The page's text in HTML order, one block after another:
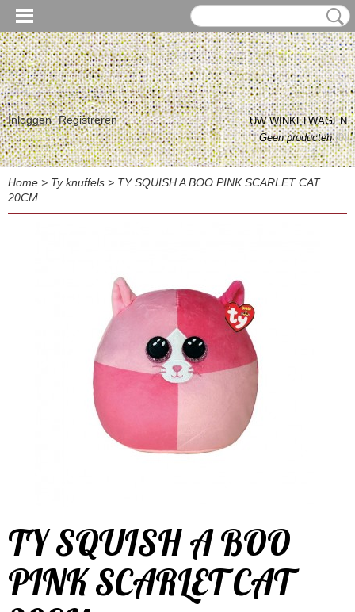
Inloggen Registreren
UW WINKELWAGEN
Geen producten(0)
Home > Ty knuffels > TY SQUISH A BOO PINK SCARLET CAT
20CM
TY SQUISH A BOO
PINK SCARLET CAT